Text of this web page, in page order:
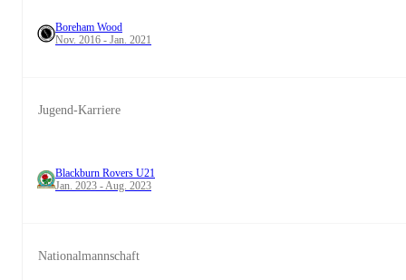
Boreham Wood
Nov. 2016 - Jan. 2021
Jugend-Karriere
Blackburn Rovers U21
Jan. 2023 - Aug. 2023
Nationalmannschaft